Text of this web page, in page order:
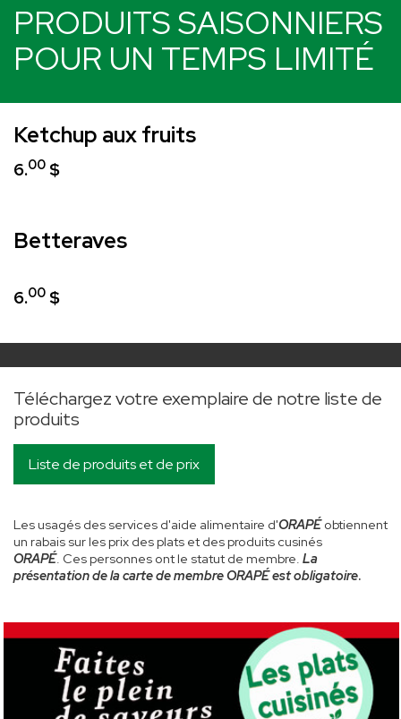
PRODUITS SAISONNIERS
POUR UN TEMPS LIMITÉ
Ketchup aux fruits
6.00 $
Betteraves
6.00 $
Téléchargez votre exemplaire de notre liste de
produits
Liste de produits et de prix
Les usagés des services d'aide alimentaire d'ORAPÉobtiennent
un rabais sur les prix des plats et des produits cusinés
ORAPÉ. Ces personnes ont le statut de membre. La
présentation de la carte de membre ORAPÉ est obligatoire.